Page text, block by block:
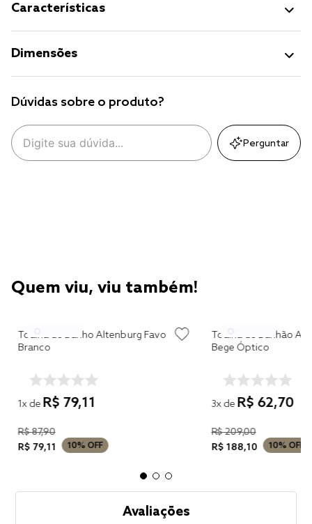
Características
Dimensões
Dúvidas sobre o produto?
Perguntar
Quem viu, viu também!
Toalha de Banho Altenburg Favo
Branco
1x de R$ 79,11
R$87,90
R$ 79,11 10% OFF
Toalha de Banhão
Bege Óptico
3x de R$ 62,70
R$209,00
R$ 188,10 10% OFF
Avaliações